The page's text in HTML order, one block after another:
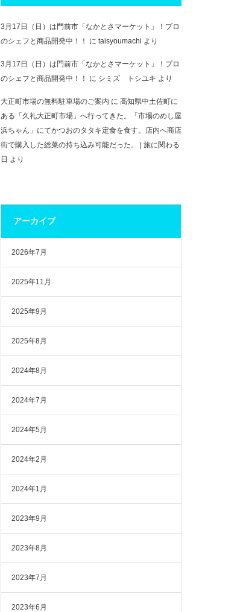
3月17日（日）は門前市「なかとさマーケット」！プロ
のシェフと商品開発中！！
に taisyoumachi より
3月17日（日）は門前市「なかとさマーケット」！プロ
のシェフと商品開発中！！
に シミズ トシユキ より
大正町市場の無料駐車場のご案内 に 高知県中土佐町に
ある「久礼大正町市場」へ行ってきた。「市場のめし屋
浜ちゃん」にてかつおのタタキ定食を食す。店内へ商店
街で購入した総菜の持ち込み可能だった。 | 旅に関わる
日 より
アーカイブ
2026年7月
2025年11月
2025年9月
2025年8月
2024年8月
2024年7月
2024年5月
2024年2月
2024年1月
2023年9月
2023年8月
2023年7月
2023年6月